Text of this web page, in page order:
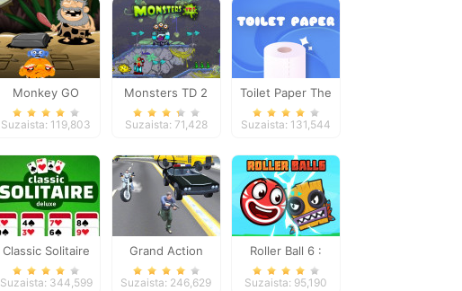
Monkey GO
Happy: Stage 4
Suzaista: 119,803
Monsters TD 2
Suzaista: 71,428
Toilet Paper The
Game
Suzaista: 131,544
Classic Solitaire
Deluxe
Suzaista: 344,599
Grand Action
Crime: New York
Suzaista: 246,629
Roller Ball 6 :
Bounce Ball 6
Suzaista: 95,190